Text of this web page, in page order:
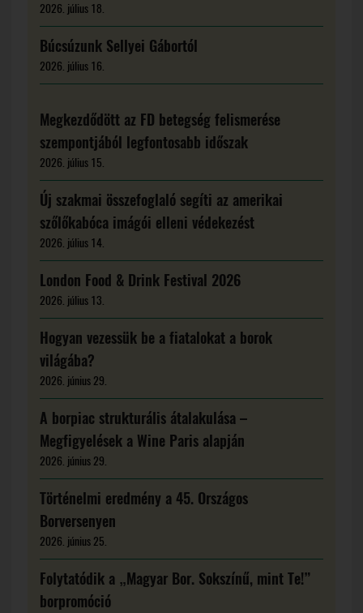
2026. július 18.
Búcsúzunk Sellyei Gábortól
2026. július 16.
Megkezdődött az FD betegség felismerése
szempontjából legfontosabb időszak
2026. július 15.
Új szakmai összefoglaló segíti az amerikai
szőlőkabóca imágói elleni védekezést
2026. július 14.
London Food & Drink Festival 2026
2026. július 13.
Hogyan vezessük be a fiatalokat a borok
világába?
2026. június 29.
A borpiac strukturális átalakulása –
Megfigyelések a Wine Paris alapján
2026. június 29.
Történelmi eredmény a 45. Országos
Borversenyen
2026. június 25.
Folytatódik a „Magyar Bor. Sokszínű, mint Te!”
borpromóció